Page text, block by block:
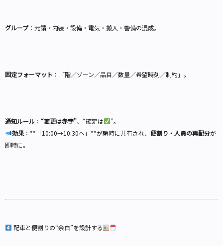
グループ：元請・内装・設備・電気・搬入・警備の混成。
固定フォーマット ：「階／ゾーン／品目／数量／希望時刻／制約」。
通知ルール ： “変更は赤字”、“確定は
”。
効果：**「10:00→10:30へ」**が瞬時に共有され、 便割り・人員の再配分が
即時に。
配車と便割りの“余白”を設計する